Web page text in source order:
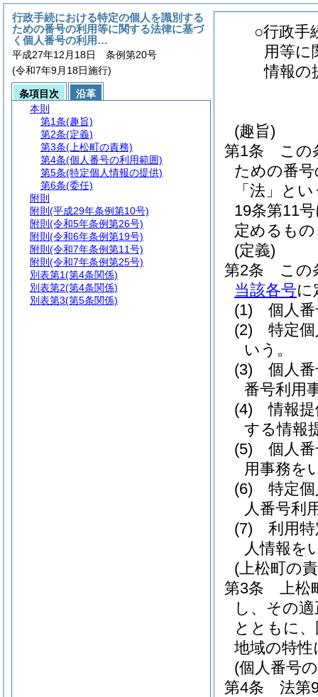
○行政手
用等に
情報の
(趣旨)
第1条
この
ための番
「法」と
19条第11
定めるも
(定義)
第2条
この
当該各号に
(1)
個人
(2)
特定
いう。
(3)
個人
番号利用
(4)
情報
する情報
(5)
個人
用事務を
(6)
特定
人番号利
(7)
利用
人情報を
(上松町の
第3条
上松
し、その
とともに
地域の特
(個人番号
第4条
法第
行政手続における特定の個人を識別する
ための番号の利用等に関する法律に基づ
く個人番号の利用…
平成27年12月18日 条例第20号
(令和7年9月18日施行)
条項目次
沿革
本則
第1条(趣旨)
第2条(定義)
第3条(上松町の責務)
第4条(個人番号の利用範囲)
第5条(特定個人情報の提供)
第6条(委任)
附則
附則 (平成29年条例第10号)
附則 (令和5年条例第26号)
附則 (令和6年条例第19号)
附則 (令和7年条例第11号)
附則 (令和7年条例第25号)
別表第1(第4条関係)
別表第2(第4条関係)
別表第3(第5条関係)